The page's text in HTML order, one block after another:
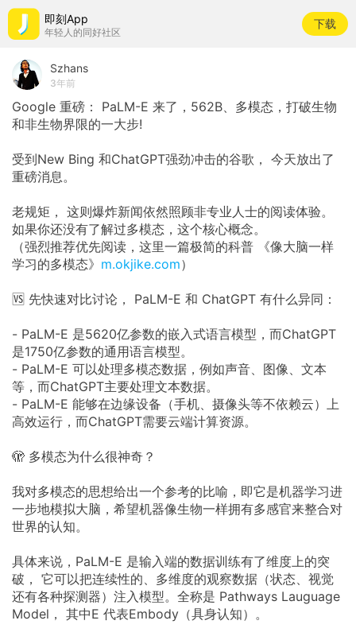
即刻App
年轻人的同好社区
下载
Szhans
3年前
Google 重磅： PaLM-E 来了，562B、多模态，打破生物
和非生物界限的一大步!
受到New Bing 和ChatGPT强劲冲击的谷歌， 今天放出了
重磅消息。
老规矩， 这则爆炸新闻依然照顾非专业人士的阅读体验。
如果你还没有了解过多模态，这个核心概念。
（强烈推荐优先阅读，这里一篇极简的科普 《像大脑一样
学习的多模态》 m.okjike.com）
🆚 先快速对比讨论， PaLM-E 和 ChatGPT 有什么异同：
- PaLM-E 是5620亿参数的嵌入式语言模型，而ChatGPT
是1750亿参数的通用语言模型。
- PaLM-E 可以处理多模态数据，例如声音、图像、文本
等，而ChatGPT主要处理文本数据。
- PaLM-E 能够在边缘设备（手机、摄像头等不依赖云）上
高效运行，而ChatGPT需要云端计算资源。
🫣 多模态为什么很神奇？
我对多模态的思想给出一个参考的比喻，即它是机器学习进
一步地模拟大脑，希望机器像生物一样拥有多感官来整合对
世界的认知。
具体来说，PaLM-E 是输入端的数据训练有了维度上的突
破， 它可以把连续性的、多维度的观察数据（状态、视觉
还有各种探测器）注入模型。全称是 Pathways Lauguage
Model， 其中E 代表Embody（具身认知）。